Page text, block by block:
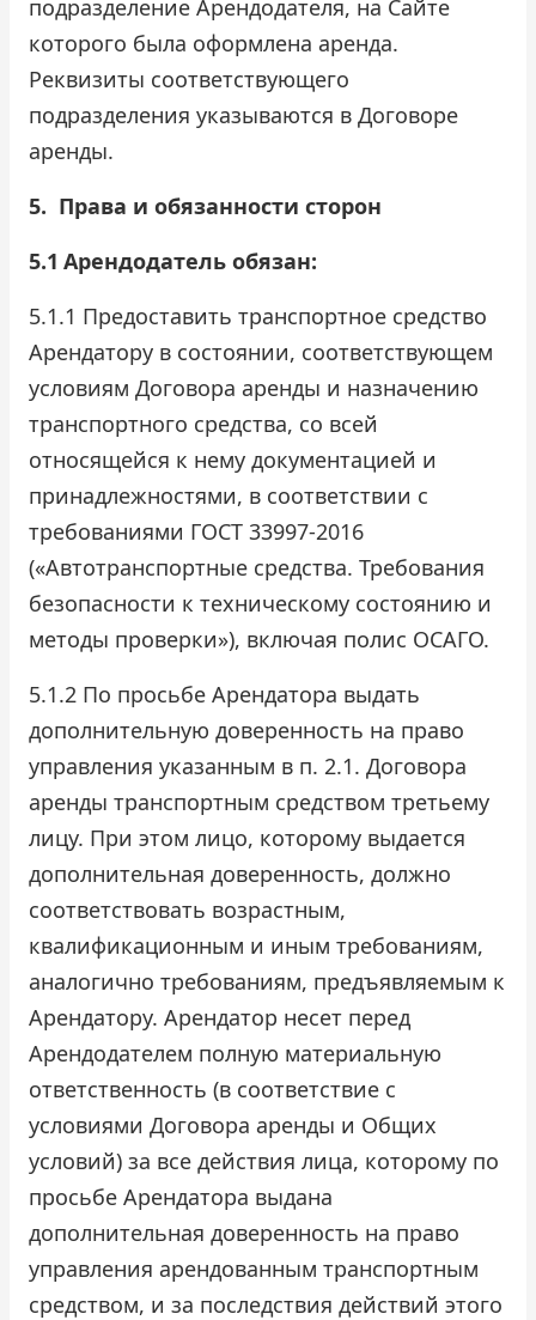
подразделение Арендодателя, на Сайте
которого была оформлена аренда.
Реквизиты соответствующего
подразделения указываются в Договоре
аренды.
5. Права и обязанности сторон
5.1 Арендодатель обязан:
5.1.1 Предоставить транспортное средство
Арендатору в состоянии, соответствующем
условиям Договора аренды и назначению
транспортного средства, со всей
относящейся к нему документацией и
принадлежностями, в соответствии с
требованиями ГОСТ 33997-2016
(«Автотранспортные средства. Требования
безопасности к техническому состоянию и
методы проверки»), включая полис ОСАГО.
5.1.2 По просьбе Арендатора выдать
дополнительную доверенность на право
управления указанным в п. 2.1. Договора
аренды транспортным средством третьему
лицу. При этом лицо, которому выдается
дополнительная доверенность, должно
соответствовать возрастным,
квалификационным и иным требованиям,
аналогично требованиям, предъявляемым к
Арендатору. Арендатор несет перед
Арендодателем полную материальную
ответственность (в соответствие с
условиями Договора аренды и Общих
условий) за все действия лица, которому по
просьбе Арендатора выдана
дополнительная доверенность на право
управления арендованным транспортным
средством, и за последствия действий этого